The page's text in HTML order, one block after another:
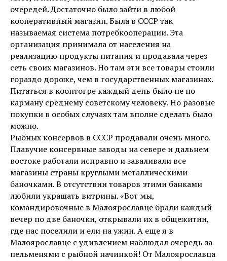
очередей. Достаточно было зайти в любой
кооперативный магазин. Была в СССР так
называемая система потребкооперации. Эта
организация принимала от населения на
реализацию продукты питания и продавала через
сеть своих магазинов. Но там эти все товары стоили
гораздо дороже, чем в государственных магазинах.
Питаться в кооптогре каждый день было не по
карману среднему советскому человеку. Но разовые
покупки в особых случаях там вполне сделать было
можно.
Рыбных консервов в СССР продавали очень много.
Плавучие консервные заводы на севере и дальнем
востоке работали исправно и заваливали все
магазины страны круглыми металлическими
баночками. В отсутствии товаров этими банками
любили украшать витрины. «Вот мы,
командировочные в Малоярославце брали каждый
вечер по две баночки, открывали их в общежитии,
где нас поселили и ели на ужин. А еще я в
Малоярославце с удивлением наблюдал очередь за
пельменями с рыбной начинкой! От Малоярославца